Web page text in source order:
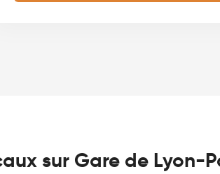
sur Gare de Lyon-